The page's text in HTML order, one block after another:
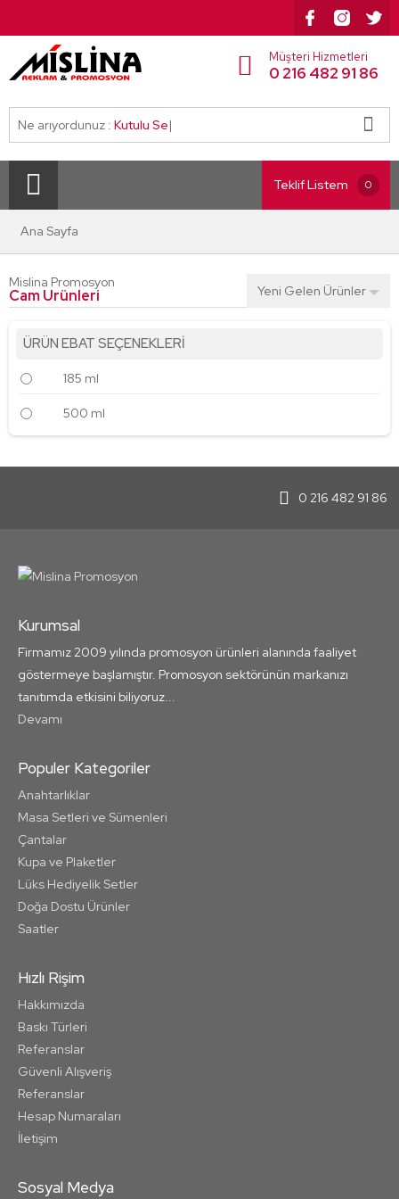
Müşteri Hizmetleri
0 216 482 91 86
Ne arıyordunuz : Kutulu Setl
Teklif Listem 0
Ana Sayfa
Mislina Promosyon
Cam Ürünleri Yeni Gelen Ürünler
ÜRÜN EBAT SEÇENEKLERİ
185 ml
500 ml
0 216 482 91 86
Kurumsal
Firmamız 2009 yılında promosyon ürünleri alanında faaliyet
göstermeye başlamıştır. Promosyon sektörünün markanızı
tanıtımda etkisini biliyoruz...
Devamı
Populer Kategoriler
Anahtarlıklar
Masa Setleri ve Sümenleri
Çantalar
Kupa ve Plaketler
Lüks Hediyelik Setler
Doğa Dostu Ürünler
Saatler
Hızlı Rişim
Hakkımızda
Baskı Türleri
Referanslar
Güvenli Alışveriş
Referanslar
Hesap Numaraları
İletişim
Sosyal Medya